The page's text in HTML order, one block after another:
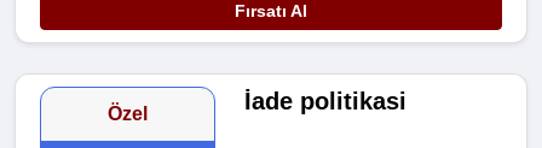
Fırsatı Al
Özel İade politikasi